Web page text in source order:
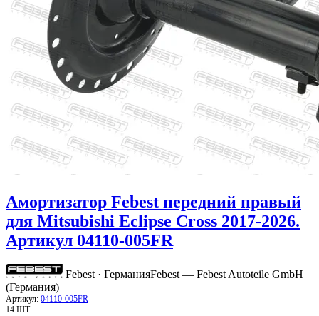
Амортизатор Febest передний правый
для Mitsubishi Eclipse Cross 2017-2026.
Артикул 04110-005FR
Febest · ГерманияFebest — Febest Autoteile GmbH
(Германия)
Артикул: 04110-005FR
14 ШТ